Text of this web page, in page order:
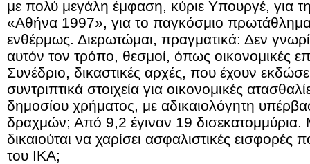
με πολύ μεγάλη έμφαση, κύριε Υπουργέ, για
«Αθήνα 1997», για το παγκόσμιο πρωτάθλημα,
ενθέρμως. Διερωτώμαι, πραγματικά: Δεν
αυτόν τον τρόπο, θεσμοί, όπως οικονομικές
Συνέδριο, δικαστικές αρχές, που έχουν
συντριπτικά στοιχεία για οικονομικές
δημοσίου χρήματος, με αδικαιολόγητη
δραχμών; Από 9,2 έγιναν 19 δισεκατομμύρια.
δικαιούται να χαρίσει ασφαλιστικές εισφορές
του ΙΚΑ;